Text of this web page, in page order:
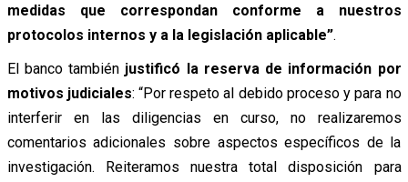
medidas que correspondan conforme a nuestros
protocolos internos y a la legislación aplicable”.
El banco también justificó la reserva de información por
motivos judiciales: “Por respeto al debido proceso y para no
interferir en las diligencias en curso, no realizaremos
comentarios adicionales sobre aspectos específicos de la
investigación. Reiteramos nuestra total disposición para